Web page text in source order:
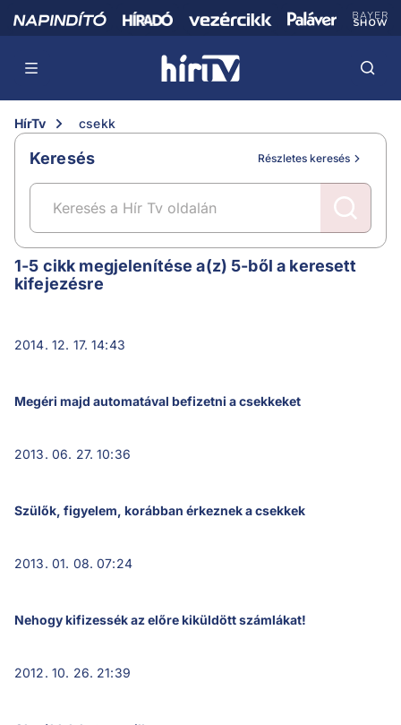
HírTv csekk
Keresés Részletes keresés
csekk
1-5 cikk megjelenítése a(z) 5-ből a keresett
kifejezésre
2014. 12. 17. 14:43
Megéri majd automatával befizetni a csekkeket
2013. 06. 27. 10:36
Szülők, figyelem, korábban érkeznek a csekkek
2013. 01. 08. 07:24
Nehogy kifizessék az előre kiküldött számlákat!
2012. 10. 26. 21:39